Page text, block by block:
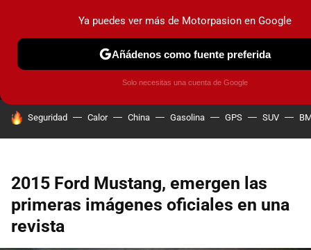
MENÚ NUEVO
COCHES ELÉCTRICOS OBSERVATORIO
HOY SE HABLA DE
Seguridad Calor China Gasolina GPS SUV
2015 Ford Mustang, emergen las
primeras imágenes oficiales en una
revista
Ya puedes ver más de Motorpasion en Google
Añádenos como fuente preferida
Solo necesitas una cuenta de Google